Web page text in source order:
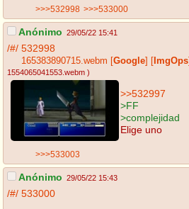
>>>532998 >>>533000
Anónimo 29/05/22 15:41
/#/ 532998
165383890715.webm Google ImgOps
1554065041553.webm )
>>532997
>FF
>complejidad
Elige uno
>>>533003
Anónimo 29/05/22 15:43
/#/ 533000